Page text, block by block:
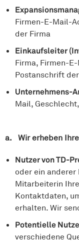
Firmen-E-Mail-
der Firma
Einkaufsleiter
Firma, Firmen-
Postanschrift
Unternehmens-
Mail,
a. Wir erheben
Nutzer von TD-
oder ein
Mitarbeiterin
Kontaktdaten,
erhalten. Wir
Potentielle
verschiedene